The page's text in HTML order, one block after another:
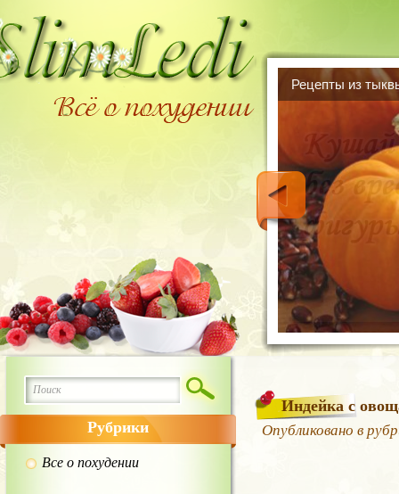
15 невероятно
Рубрики
Все о похудении
Индейка с
Опубликовано в